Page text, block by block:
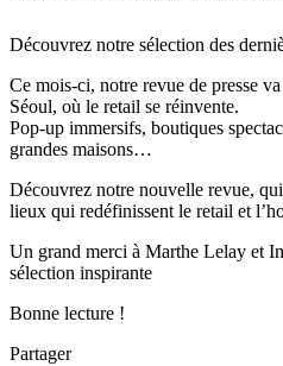
Découvrez notre sélection des
Ce mois-ci, notre revue de presse
Séoul, où le retail se réinvente.
Pop-up immersifs, boutiques
grandes maisons…
Découvrez notre nouvelle revue,
lieux qui redéfinissent le retail et
Un grand merci à Marthe Lelay et
sélection inspirante
Bonne lecture !
Partager